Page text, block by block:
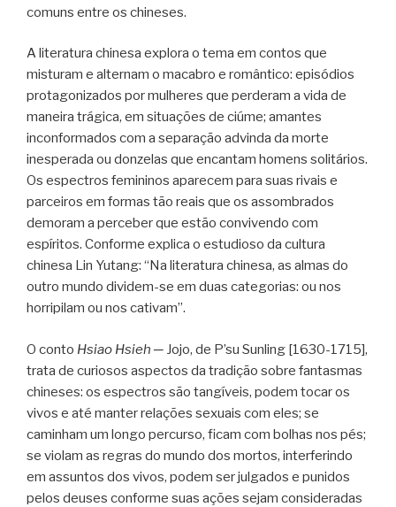
comuns entre os chineses.
A literatura chinesa explora o tema em contos que
misturam e alternam o macabro e romântico: episódios
protagonizados por mulheres que perderam a vida de
maneira trágica, em situações de ciúme; amantes
inconformados com a separação advinda da morte
inesperada ou donzelas que encantam homens solitários.
Os espectros femininos aparecem para suas rivais e
parceiros em formas tão reais que os assombrados
demoram a perceber que estão convivendo com
espíritos. Conforme explica o estudioso da cultura
chinesa Lin Yutang: “Na literatura chinesa, as almas do
outro mundo dividem-se em duas categorias: ou nos
horripilam ou nos cativam”.
O conto Hsiao Hsieh ─ Jojo, de P’su Sunling [1630-1715],
trata de curiosos aspectos da tradição sobre fantasmas
chineses: os espectros são tangíveis, podem tocar os
vivos e até manter relações sexuais com eles; se
caminham um longo percurso, ficam com bolhas nos pés;
se violam as regras do mundo dos mortos, interferindo
em assuntos dos vivos, podem ser julgados e punidos
pelos deuses conforme suas ações sejam consideradas